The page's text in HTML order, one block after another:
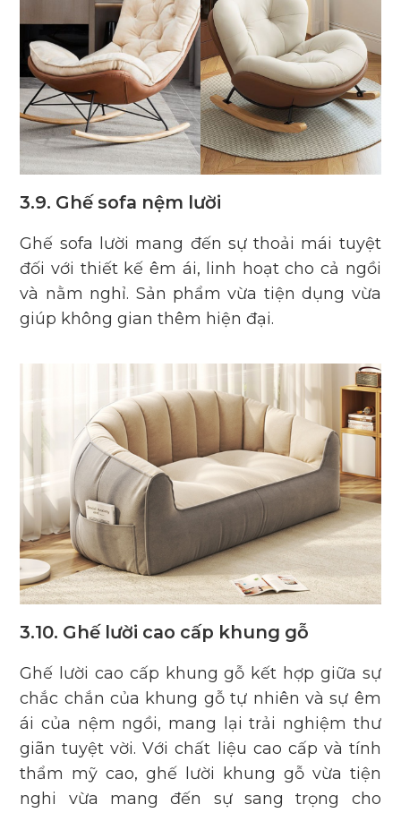
3.9. Ghế sofa nệm lười
Ghế sofa lười mang đến sự thoải mái tuyệt
đối với thiết kế êm ái, linh hoạt cho cả ngồi
và nằm nghỉ. Sản phẩm vừa tiện dụng vừa
giúp không gian thêm hiện đại.
3.10. Ghế lười cao cấp khung gỗ
Ghế lười cao cấp khung gỗ kết hợp giữa sự
chắc chắn của khung gỗ tự nhiên và sự êm
ái của nệm ngồi, mang lại trải nghiệm thư
giãn tuyệt vời. Với chất liệu cao cấp và tính
thẩm mỹ cao, ghế lười khung gỗ vừa tiện
nghi vừa mang đến sự sang trọng cho